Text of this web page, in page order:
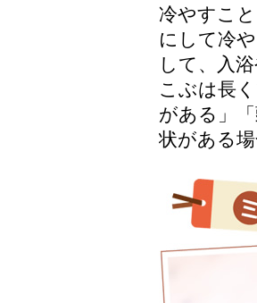
冷やすこ
にして冷
して、入
こぶは長
がある」
状がある